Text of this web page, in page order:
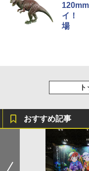
イ！
場
おすすめ記事